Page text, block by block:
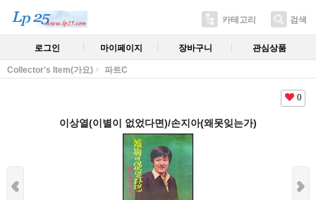
카테고리 검색
로그인 마이페이지 장바구니 관심상품
Collector's Item(가요) 파트C
0
이상열(이별이 없었다면)/손지아(왜못잊는가)